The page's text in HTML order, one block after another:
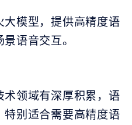
模型，提供高精度语
语音交互。
领域有深厚积累，语
别适合需要高精度语